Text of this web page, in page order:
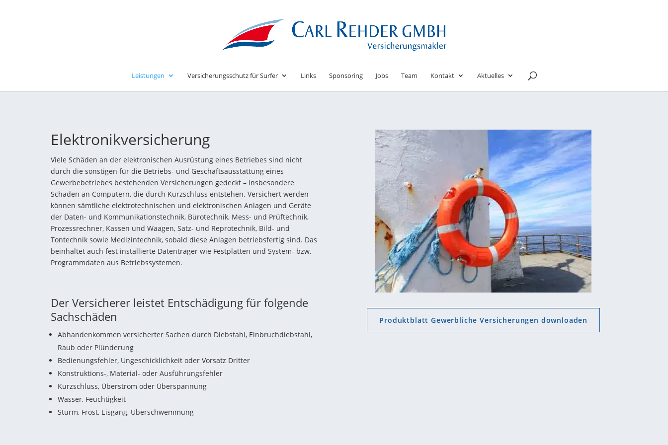
Leistungen Versicherungsschutz für Surfer Links Sponsoring Jobs Team Kontakt Aktuelles
Elektronikversicherung
Viele Schäden an der elektronischen Ausrüstung eines Betriebes sind nicht
durch die sonstigen für die Betriebs- und Geschäftsausstattung eines
Gewerbebetriebes bestehenden Versicherungen gedeckt – insbesondere
Schäden an Computern, die durch Kurzschluss entstehen. Versichert werden
können sämtliche elektrotechnischen und elektronischen Anlagen und Geräte
der Daten- und Kommunikationstechnik, Bürotechnik, Mess- und Prüftechnik,
Prozessrechner, Kassen und Waagen, Satz- und Reprotechnik, Bild- und
Tontechnik sowie Medizintechnik, sobald diese Anlagen betriebsfertig sind. Das
beinhaltet auch fest installierte Datenträger wie Festplatten und System- bzw.
Programmdaten aus Betriebssystemen.
Der Versicherer leistet Entschädigung für folgende
Sachschäden
Abhandenkommen versicherter Sachen durch Diebstahl, Einbruchdiebstahl,
Raub oder Plünderung
Bedienungsfehler, Ungeschicklichkeit oder Vorsatz Dritter
Konstruktions-, Material- oder Ausführungsfehler
Kurzschluss, Überstrom oder Überspannung
Wasser, Feuchtigkeit
Sturm, Frost, Eisgang, Überschwemmung
Produktblatt Gewerbliche Versicherungen downloaden